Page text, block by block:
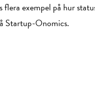
exempel på hur
Startup-Onomics.